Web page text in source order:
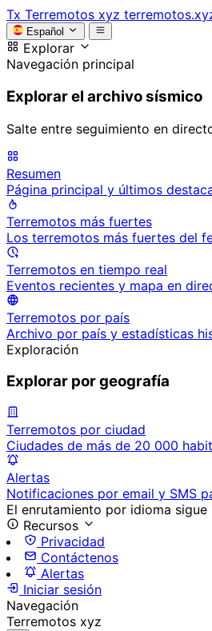
Tx Terremotos xyz
Español
Explorar
Navegación principal
Explorar el archivo sísmico
Salte entre seguimiento en
Resumen
Página principal y últimos
Terremotos más fuertes
Los terremotos más fuertes del
Terremotos en tiempo real
Eventos recientes y mapa en
Terremotos por país
Archivo por país y estadísticas
Exploración
Explorar por geografía
Terremotos por ciudad
Ciudades de más de 20 000
Alertas
Notificaciones por email y SMS
El enrutamiento por idioma
Recursos
Privacidad
Contáctenos
Alertas
Iniciar sesión
Navegación
Terremotos xyz